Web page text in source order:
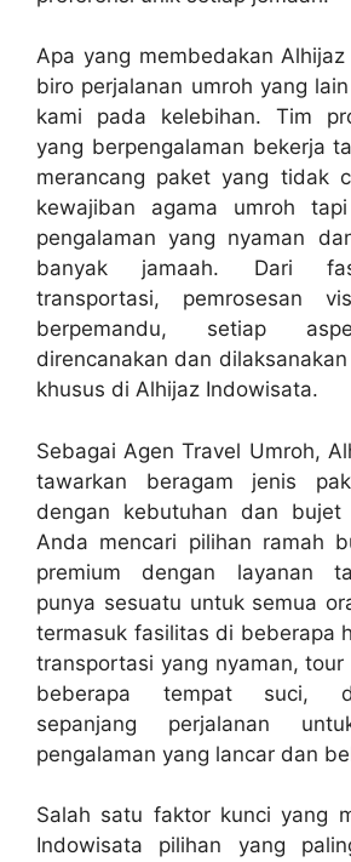
Apa yang membedakan
biro perjalanan umroh yang
kami pada kelebihan. Tim
yang berpengalaman bekerja
merancang paket yang tidak
kewajiban agama umroh
pengalaman yang nyaman
banyak jamaah. Dari
transportasi, pemrosesan
berpemandu, setiap
direncanakan dan
khusus di Alhijaz Indowisata.
Sebagai Agen Travel Umroh,
tawarkan beragam jenis
dengan kebutuhan dan
Anda mencari pilihan ramah
premium dengan layanan
punya sesuatu untuk semua
termasuk fasilitas di beberapa
transportasi yang nyaman,
beberapa tempat suci,
sepanjang perjalanan
pengalaman yang lancar dan
Salah satu faktor kunci yang
Indowisata pilihan yang